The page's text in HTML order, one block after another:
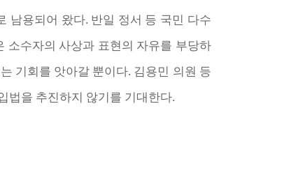
남용되어 왔다. 반일 정서 등 국민 다수
소수자의 사상과 표현의 자유를 부당하
기회를 앗아갈 뿐이다. 김용민 의원 등
법을 추진하지 않기를 기대한다.